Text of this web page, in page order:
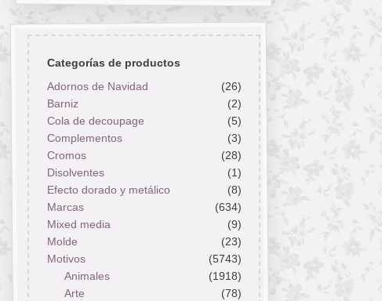
Categorías de productos
Adornos de Navidad
(26)
Barniz
(2)
Cola de decoupage
(5)
Complementos
(3)
Cromos
(28)
Disolventes
(1)
Efecto dorado y metálico
(8)
Marcas
(634)
Mixed media
(9)
Molde
(23)
Motivos
(5743)
Animales
(1918)
Arte
(78)